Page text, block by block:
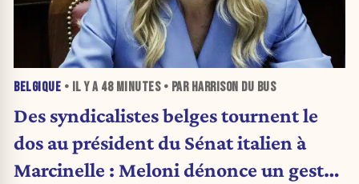
BELGIQUE • IL Y A 48 MINUTES• PAR HARRISON DU BUS
Des syndicalistes belges tournent le
dos au président du Sénat italien à
Marcinelle : Meloni dénonce un geste